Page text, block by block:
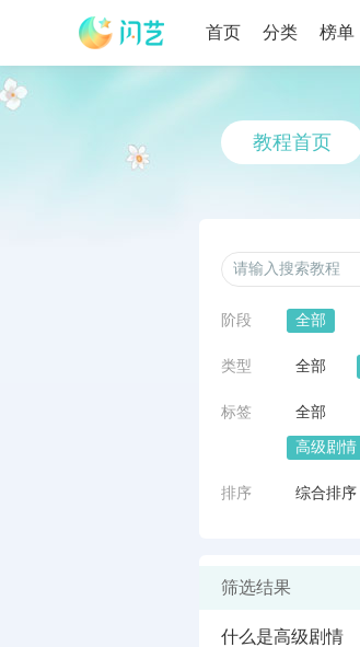
首页 分类 榜单
教程首页
阶段 全部
类型 全部
标签 全部
高级剧情
排序 综合排序
筛选结果
什么是高级剧情